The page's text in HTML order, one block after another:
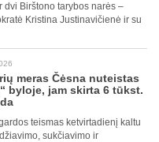
dvi Birštono tarybos narės –
Kristina Justinavičienė ir su
meras Čėsna nuteistas
byloje, jam skirta 6 tūkst.
teismas ketvirtadienį kaltu
sukčiavimo ir